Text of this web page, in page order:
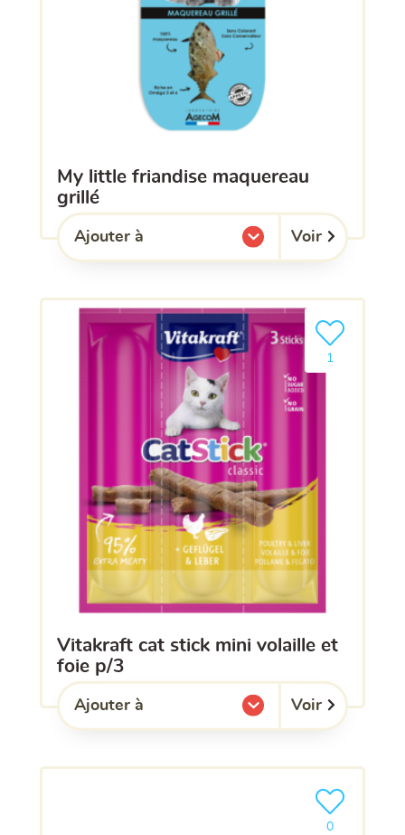
my little friandise maquereau
grillé
Ajouter à
l'une de mes listes. Voir
vitakraft cat stick mini volaille et
foie p/3
1
Ajouter le
Ajouter à
l'une de mes listes. Voir
0
Ajouter le